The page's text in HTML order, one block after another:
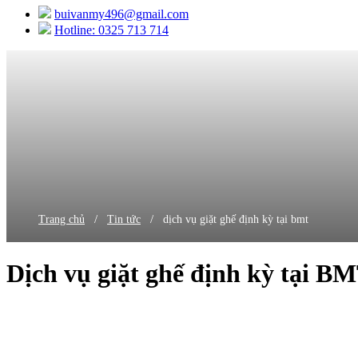
buivanmy496@gmail.com
Hotline: 0325 713 714
Trang chủ / Tin tức / dịch vụ giặt ghế định kỳ tại bmt
Dịch vụ giặt ghế định kỳ tại